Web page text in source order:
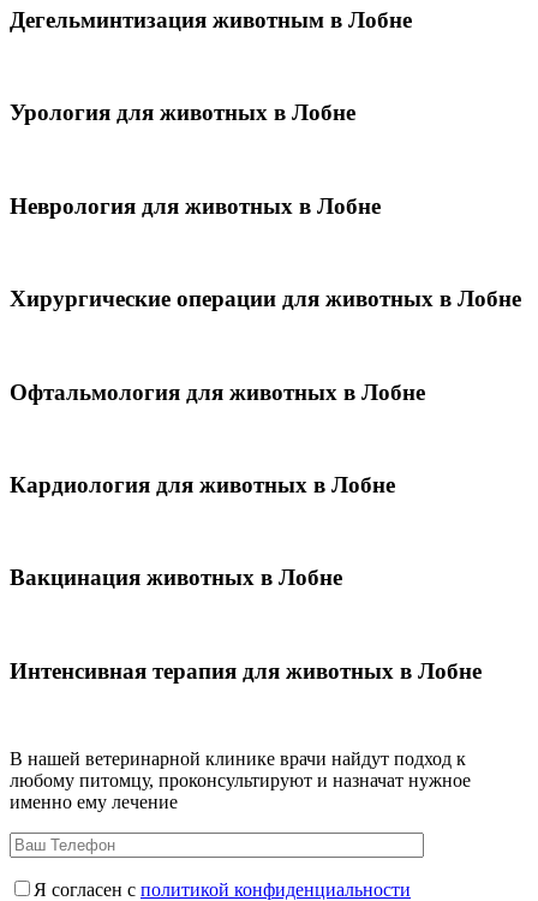
Дегельминтизация животным в Лобне
Урология для животных в Лобне
Неврология для животных в Лобне
Хирургические операции для животных в Лобне
Офтальмология для животных в Лобне
Кардиология для животных в Лобне
Вакцинация животных в Лобне
Интенсивная терапия для животных в Лобне
В нашей ветеринарной клинике врачи найдут подход к
любому питомцу, проконсультируют и назначат нужное
именно ему лечение
Я согласен с политикой конфиденциальности